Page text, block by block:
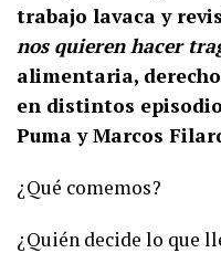
trabajo lavaca y
nos quieren hacer
alimentaria,
en distintos
Puma y Marcos
¿Qué comemos?
¿Quién decide lo que